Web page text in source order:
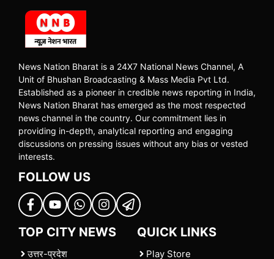
News Nation Bharat is a 24X7 National News Channel, A
Unit of Bhushan Broadcasting & Mass Media Pvt Ltd.
Established as a pioneer in credible news reporting in India,
News Nation Bharat has emerged as the most respected
news channel in the country. Our commitment lies in
providing in-depth, analytical reporting and engaging
discussions on pressing issues without any bias or vested
interests.
FOLLOW US
TOP CITY NEWS
उत्तर-प्रदेश
QUICK LINKS
Play Store